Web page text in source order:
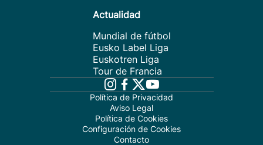
Actualidad
Mundial de fútbol
Eusko Label Liga
Euskotren Liga
Tour de Francia
Política de Privacidad
Aviso Legal
Política de Cookies
Configuración de Cookies
Contacto